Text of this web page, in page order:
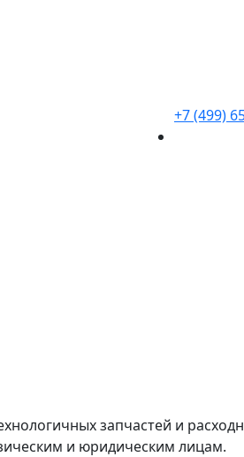
+7 (499)
запчастей и
и юридическим лицам.